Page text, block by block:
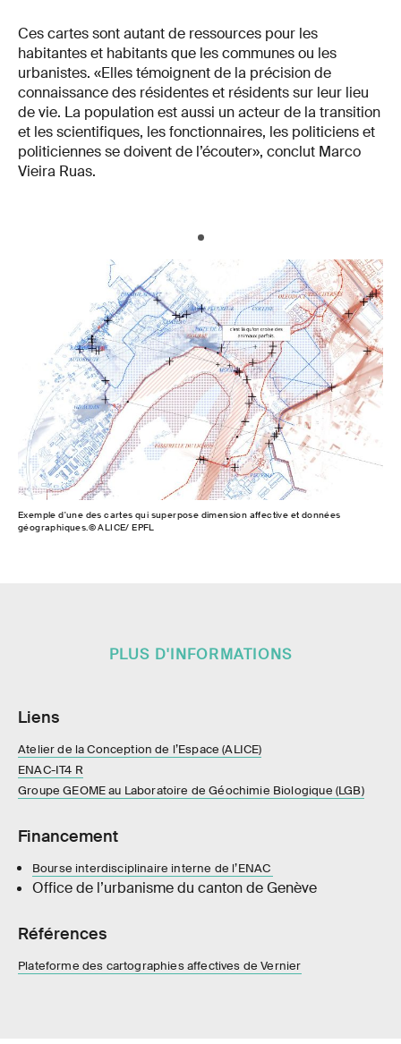
Ces cartes sont autant de ressources pour les
habitantes et habitants que les communes ou les
urbanistes. «Elles témoignent de la précision de
connaissance des résidentes et résidents sur leur lieu
de vie. La population est aussi un acteur de la transition
et les scientifiques, les fonctionnaires, les politiciens et
politiciennes se doivent de l’écouter», conclut Marco
Vieira Ruas.
Exemple d'une des cartes qui superpose dimension affective et données
géographiques.© ALICE/ EPFL
PLUS D'INFORMATIONS
Liens
Atelier de la Conception de l’Espace (ALICE)
ENAC-IT4 R
Groupe GEOME au Laboratoire de Géochimie Biologique (LGB)
Financement
Bourse interdisciplinaire interne de l’ENAC
Office de l’urbanisme du canton de Genève
Références
Plateforme des cartographies affectives de Vernier